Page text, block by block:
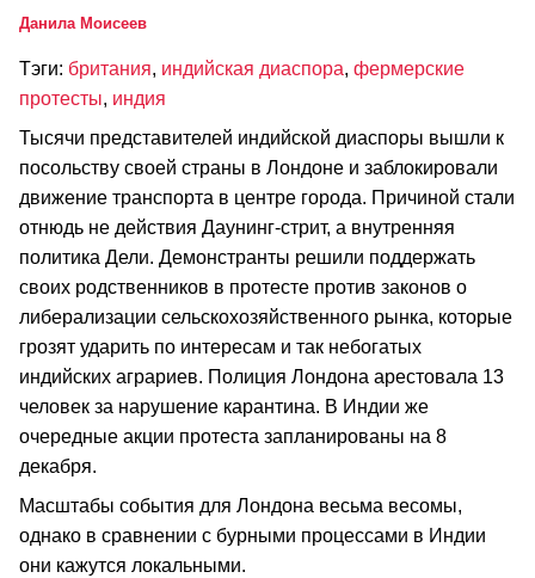
Данила Моисеев
Тэги: британия, индийская диаспора, фермерские
протесты, индия
Тысячи представителей индийской диаспоры вышли к
посольству своей страны в Лондоне и заблокировали
движение транспорта в центре города. Причиной стали
отнюдь не действия Даунинг-стрит, а внутренняя
политика Дели. Демонстранты решили поддержать
своих родственников в протесте против законов о
либерализации сельскохозяйственного рынка, которые
грозят ударить по интересам и так небогатых
индийских аграриев. Полиция Лондона арестовала 13
человек за нарушение карантина. В Индии же
очередные акции протеста запланированы на 8
декабря.
Масштабы события для Лондона весьма весомы,
однако в сравнении с бурными процессами в Индии
они кажутся локальными.